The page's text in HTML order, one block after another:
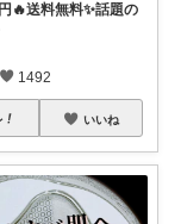
🔥送料無料✨話題の
1492
いいね